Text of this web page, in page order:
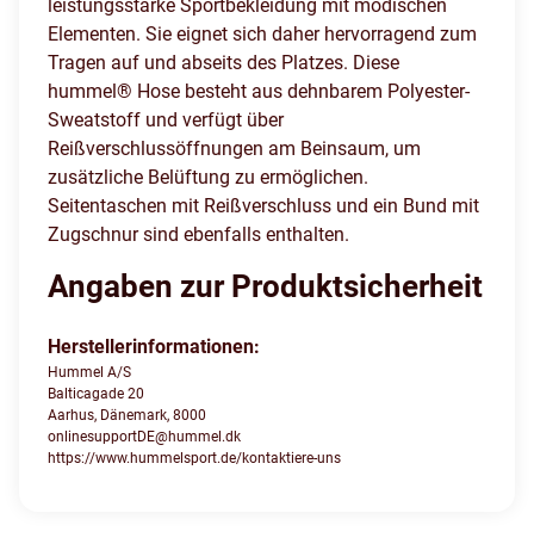
leistungsstarke Sportbekleidung mit modischen
Elementen. Sie eignet sich daher hervorragend zum
Tragen auf und abseits des Platzes. Diese
hummel® Hose besteht aus dehnbarem Polyester-
Sweatstoff und verfügt über
Reißverschlussöffnungen am Beinsaum, um
zusätzliche Belüftung zu ermöglichen.
Seitentaschen mit Reißverschluss und ein Bund mit
Zugschnur sind ebenfalls enthalten.
Angaben zur Produktsicherheit
Herstellerinformationen:
Hummel A/S
Balticagade 20
Aarhus, Dänemark, 8000
onlinesupportDE@hummel.dk
https://www.hummelsport.de/kontaktiere-uns